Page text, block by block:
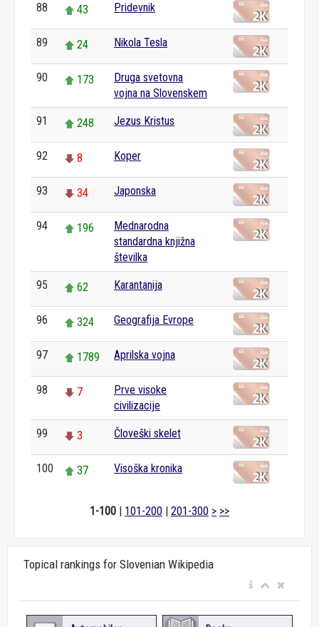
88 43 Pridevnik
89 24 Nikola Tesla
90 173
Druga svetovna
vojna na Slovenskem
91 248 Jezus Kristus
92 8 Koper
93 34 Japonska
94 196
Mednarodna
standardna knjižna
številka
95 62 Karantanija
96 324 Geografija Evrope
97 1789 Aprilska vojna
98 7
Prve visoke
civilizacije
99 3 Človeški skelet
100 37 Visoška kronika
1-100 | 101-200 | 201-300 > >>
Topical rankings for Slovenian Wikipedia